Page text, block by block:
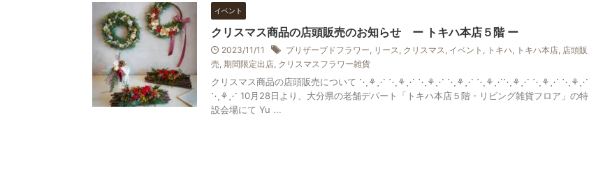
イベント
クリスマス商品の店頭販売のお知らせ ー トキハ本店５階 ー ‎
2023/11/11 プリザーブドフラワー リース クリスマス イベント トキハ トキハ本店 店頭販
売 期間限定出店 クリスマスフラワー雑貨
クリスマス商品の店頭販売について ⋱⚘⋰ ⋱⚘⋰ ⋱⚘⋰ ⋱⚘⋰ ⋱⚘⋰⋱⚘⋰ ⋱⚘⋰ ⋱⚘⋰
⋱⚘⋰ 10月28日より、大分県の老舗デパート「トキハ本店５階・リビング雑貨フロア」の特
設会場にて Yu ...